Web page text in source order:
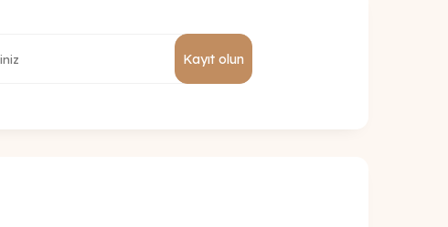
Kayıt olun